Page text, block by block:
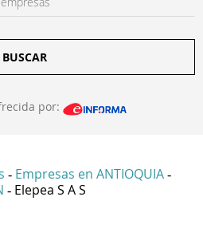
BUSCAR
por:
- Empresas en ANTIOQUIA -
- Elepea S A S